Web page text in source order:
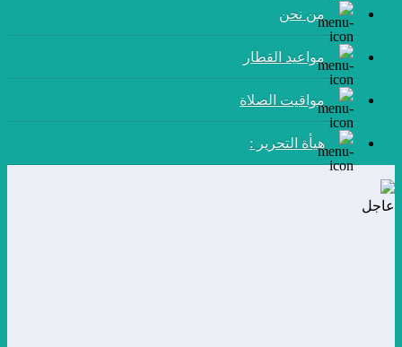
من نحن
مواعيد القطار
مواقيت الصلاة
هيأة التحرير :
عاجل